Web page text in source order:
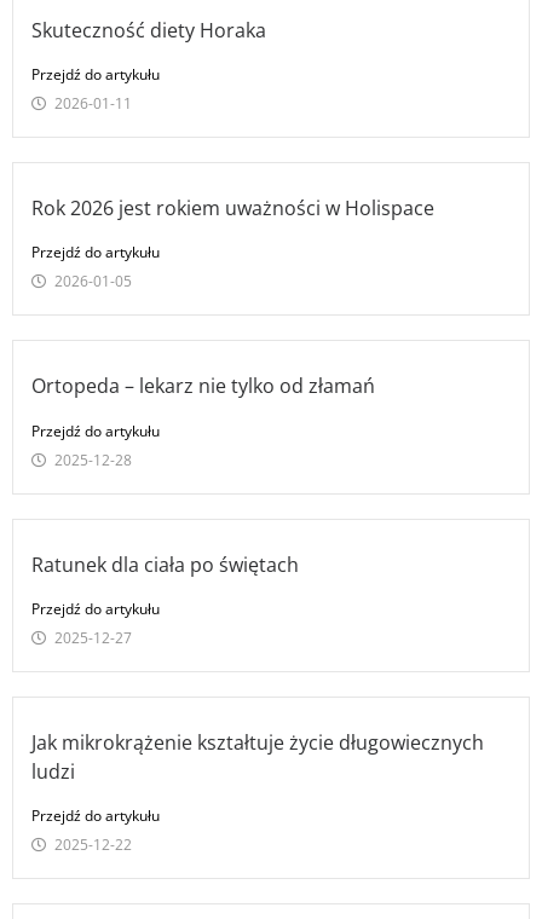
Skuteczność diety Horaka
Przejdź do artykułu
2026-01-11
Rok 2026 jest rokiem uważności w Holispace
Przejdź do artykułu
2026-01-05
Ortopeda – lekarz nie tylko od złamań
Przejdź do artykułu
2025-12-28
Ratunek dla ciała po świętach
Przejdź do artykułu
2025-12-27
Jak mikrokrążenie kształtuje życie długowiecznych
ludzi
Przejdź do artykułu
2025-12-22